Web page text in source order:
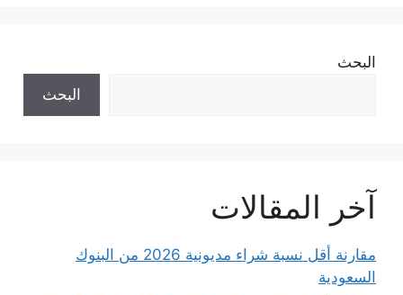
البحث
البحث
آخر المقالات
مقارنة أقل نسبة شراء مديونية 2026 من البنوك
السعودية